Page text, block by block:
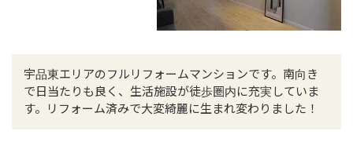
宇品東エリアのフルリフォームマンションです。南向き
で日当たりも良く、生活施設が徒歩圏内に充実していま
す。リフォーム済みで大変綺麗に生まれ変わりました！